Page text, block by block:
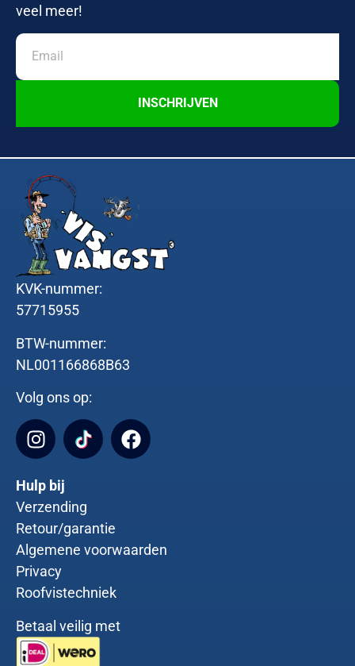
veel meer!
INSCHRIJVEN
KVK-nummer:
57715955
BTW-nummer:
NL001166868B63
Volg ons op:
Hulp bij
Verzending
Retour/garantie
Algemene voorwaarden
Privacy
Roofvistechniek
Betaal veilig met